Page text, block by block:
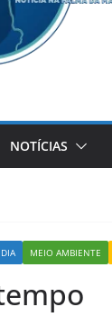
NOTÍCIAS
MEIO AMBIENTE